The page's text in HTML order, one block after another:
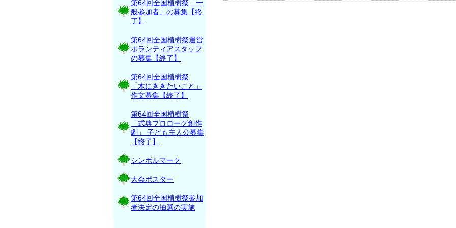
第64回全国植樹祭「一
般参加者」の募集【終
了】
第64回全国植樹祭運営
ボランティアスタッフ
の募集【終了】
第64回全国植樹祭
「木にききたいこと」
作文募集【終了】
第64回全国植樹祭
「式典プロローグ創作
劇」 子ども主人公募集
【終了】
シンボルマーク
大会ポスター
第64回全国植樹祭参加
者決定の抽選の実施